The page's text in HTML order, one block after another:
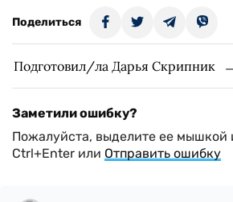
Поделиться
Подготовил/ла Дарья Скрипник
Заметили ошибку?
Пожалуйста, выделите ее мышкой
Ctrl+Enter или Отправить ошибку